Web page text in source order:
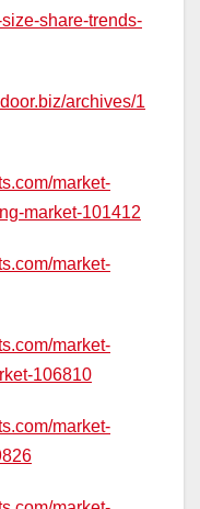
share-trends-
archives/1
market-
market-101412
market-
market-
106810
market-